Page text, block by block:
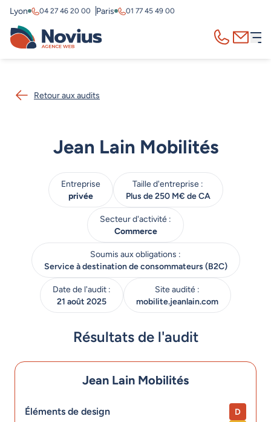
Lyon 04 27 46 20 00 Paris 01 77 45 49 00
Retour aux audits
Jean Lain Mobilités
Entreprise
privée
Taille d'entreprise :
Plus de 250 M€ de CA
Secteur d'activité :
Commerce
Soumis aux obligations :
Service à destination de consommateurs (B2C)
Date de l'audit :
21 août 2025
Site audité :
mobilite.jeanlain.com
Résultats de l'audit
Jean Lain Mobilités
Éléments de design D